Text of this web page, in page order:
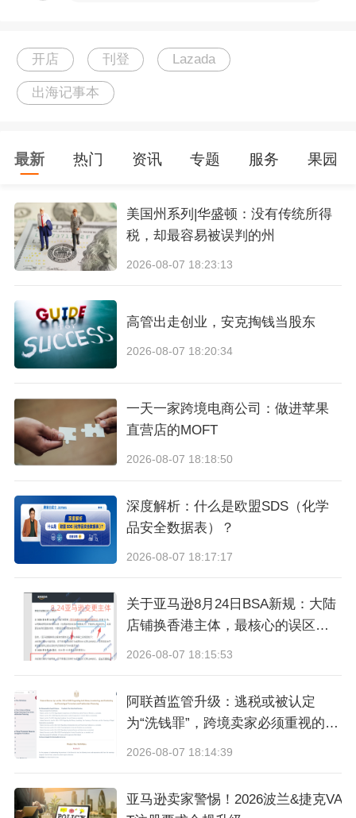
增加，健身器材、健康补充品等产品的需求也在
增长。
Lazada官方提供的批量刊登工具，适用于新手卖
家和有一定经验的卖家。该工具操作简单，支持
下：
（1）支持多种文件格式：如CSV、Excel等；
（2）模板丰富：提供多种商品类目模板，方便卖
家快速匹配；
（4）实时同步：与Lazada平台商品信息实时同
步。
2. 第三方批量刊登工具
除了官方工具，市面上还有许多第三方批量刊登
业务需求、操作习惯等因素进行综合考虑。以下
为几个推荐原则：
功能完善：选择具备商品信息批量导入、编辑、
开店 刊登 Lazada
出海记事本
最新 热门 资讯 专题 服务 果园
美国州系列|华盛顿：没有传统所得
税，却最容易被误判的州
2026-08-07 18:23:13
高管出走创业，安克掏钱当股东
2026-08-07 18:20:34
一天一家跨境电商公司：做进苹果
直营店的MOFT
2026-08-07 18:18:50
深度解析：什么是欧盟SDS（化学
品安全数据表）？
2026-08-07 18:17:17
关于亚马逊8月24日BSA新规：大陆
店铺换香港主体，最核心的误区与
真相
2026-08-07 18:15:53
阿联酋监管升级：逃税或被认定
为“洗钱罪”，跨境卖家必须重视的合
2026-08-07 18:14:39
亚马逊卖家警惕！2026波兰&捷克VA